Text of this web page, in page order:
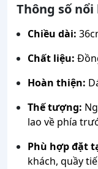
Thông số nổi
Chiều dài:
Chất liệu:
Hoàn thiện:
Thế tượng:
lao về phía
Phù hợp đặt
khách, quầy